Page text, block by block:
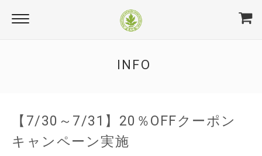
INFO
【7/30～7/31】20％OFFクーポン
キャンペーン実施